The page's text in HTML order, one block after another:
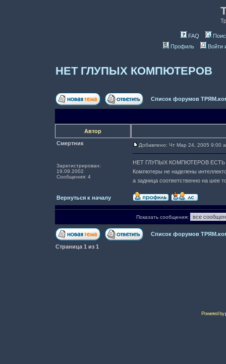
FAQ
Профиль
Войти
НЕТ ГЛУПЫХ КОМПЮТЕРОВ
Список форумов
Автор
Смeртник
Зарегистрирован:
19.09.2002
Сообщения: 4
Добавлено: Чт Мар 24, 2005 9:00
НЕТ ГЛУПЫХ КОМПЮТЕРОВ
Компютеры не наделены
а задница соответственно на шее
Вернуться к началу
Показать сообщения:
Список форумов
Страница 1 из 1
Powered by